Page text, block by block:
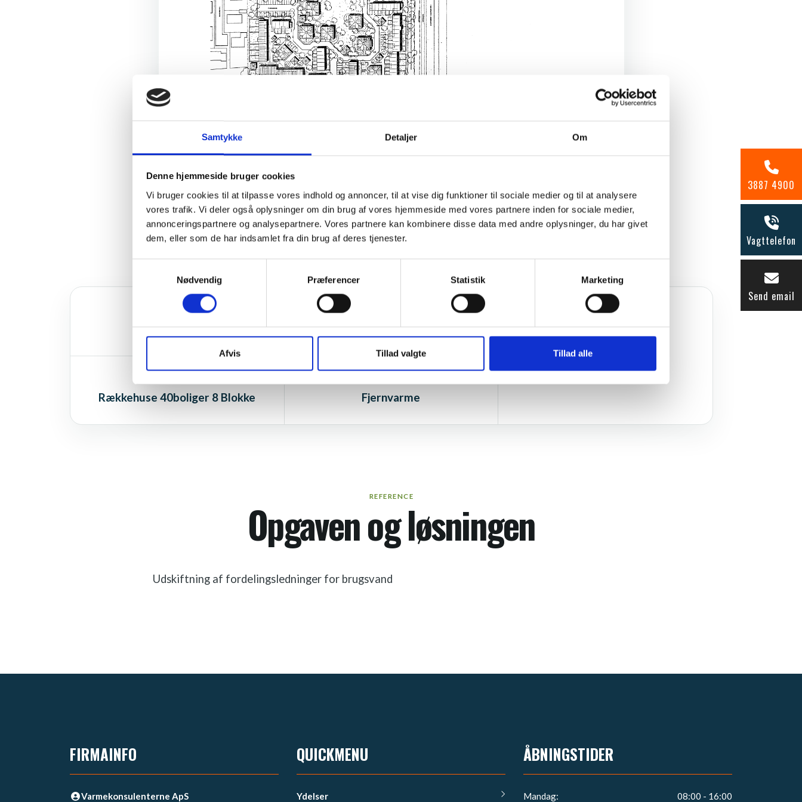
Samtykke Detaljer Om
Denne hjemmeside bruger cookies
Vi bruger cookies til at tilpasse vores indhold og annoncer, til at vise dig funktioner til sociale medier og til at analysere
vores trafik. Vi deler også oplysninger om din brug af vores hjemmeside med vores partnere inden for sociale medier,
annonceringspartnere og analysepartnere. Vores partnere kan kombinere disse data med andre oplysninger, du har givet
dem, eller som de har indsamlet fra din brug af deres tjenester.
Nødvendig
Præferencer Statistik Marketing
Afvis Tillad valgte Tillad alle
PROJEKTINFORMATION
Kort om projektet
PROJEKT RÅDG. ÅR
2013 A/B Skårupvej I
OMRÅDE/BYDEL
Hvidovre
Rækkehuse 40boliger 8 Blokke Fjernvarme
REFERENCE
Opgaven og løsningen
Udskiftning af fordelingsledninger for brugsvand
FIRMAINFO
Varmekonsulenterne ApS
QUICKMENU
Ydelser
ÅBNINGSTIDER
Mandag: 08:00 - 16:00
3887 4900
Vagttelefon
Send email